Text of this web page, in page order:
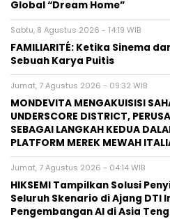
Global “Dream Home”
Sabtu, 8 Agustus 2026 - 14:19 WIB
FAMILIARITÉ: Ketika Sinema
Sebuah Karya Puitis
Jumat, 7 Agustus 2026 - 09:32 WIB
MONDEVITA MENGAKUISISI
UNDERSCORE DISTRICT,
SEBAGAI LANGKAH KEDUA
PLATFORM MEREK MEWAH
Jumat, 7 Agustus 2026 - 04:14 WIB
HIKSEMI Tampilkan Solusi
Seluruh Skenario di Ajang DTI
Pengembangan AI di Asia